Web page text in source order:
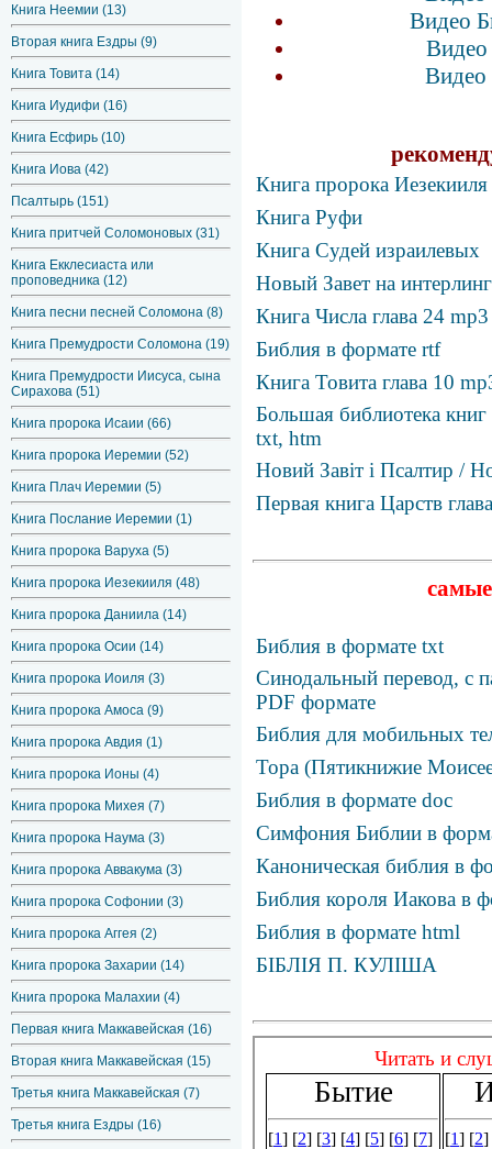
Книга Неемии (13)
Вторая книга Ездры (9)
Книга Товита (14)
Книга Иудифи (16)
Книга Есфирь (10)
Книга Иова (42)
Псалтырь (151)
Книга притчей Соломоновых (31)
Книга Екклесиаста или
проповедника (12)
Книга песни песней Соломона (8)
Книга Премудрости Соломона (19)
Книга Премудрости Иисуса, сына
Сирахова (51)
Книга пророка Исаии (66)
Книга пророка Иеремии (52)
Книга Плач Иеремии (5)
Книга Послание Иеремии (1)
Книга пророка Варуха (5)
Книга пророка Иезекииля (48)
Книга пророка Даниила (14)
Книга пророка Осии (14)
Книга пророка Иоиля (3)
Книга пророка Амоса (9)
Книга пророка Авдия (1)
Книга пророка Ионы (4)
Книга пророка Михея (7)
Книга пророка Наума (3)
Книга пророка Аввакума (3)
Книга пророка Софонии (3)
Книга пророка Аггея (2)
Книга пророка Захарии (14)
Книга пророка Малахии (4)
Первая книга Маккавейская (16)
Вторая книга Маккавейская (15)
Третья книга Маккавейская (7)
Третья книга Ездры (16)
Видео
Видео
Видео
Книга пророка Иезекииля
Книга Руфи
Книга Судей израилевых
Новый Завет на
Книга Числа глава 24 mp3
Библия в формате rtf
Книга Товита глава 10
Большая библиотека
txt, htm
Новий Завіт і Псалтир /
Первая книга Царств
Библия в формате txt
Синодальный перевод, с
PDF формате
Библия для мобильных
Тора (Пятикнижие
Библия в формате doc
Симфония Библии в
Каноническая библия в
Библия короля Иакова в
Библия в формате html
БІБЛІЯ П. КУЛІША